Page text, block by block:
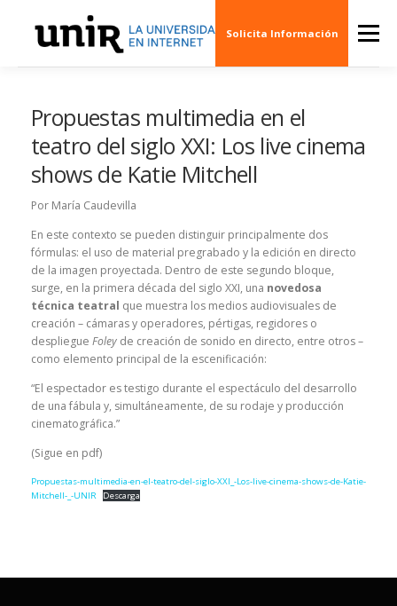
content
Menu
ESCENARIOS SOCIEDAD
EVENTOS CREAS 3D
Propuestas multimedia en el
teatro del siglo XXI: Los live cinema
shows de Katie Mitchell
Por María Caudevilla
En este contexto se pueden distinguir principalmente dos
fórmulas: el uso de material pregrabado y la edición en directo
de la imagen proyectada. Dentro de este segundo bloque,
surge, en la primera década del siglo XXI, una novedosa
técnica teatral que muestra los medios audiovisuales de
creación – cámaras y operadores, pértigas, regidores o
despliegue Foley de creación de sonido en directo, entre otros –
como elemento principal de la escenificación:
“El espectador es testigo durante el espectáculo del desarrollo
de una fábula y, simultáneamente, de su rodaje y producción
cinematográfica.”
(Sigue en pdf)
Propuestas-multimedia-en-el-teatro-del-siglo-XXI_-Los-live-cinema-shows-de-Katie-
Mitchell-_-UNIR
Descarga
Solicita Información